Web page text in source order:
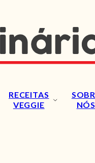
RECEITAS
VEGGIE
NÓS